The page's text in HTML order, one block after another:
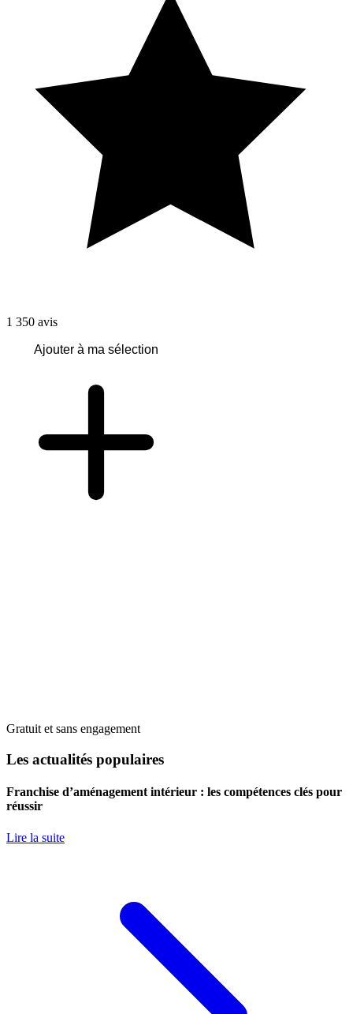
1 350 avis
Ajouter à ma sélection
Gratuit et sans engagement
Les actualités populaires
Franchise d’aménagement intérieur : les compétences clés pour
réussir
Lire la suite